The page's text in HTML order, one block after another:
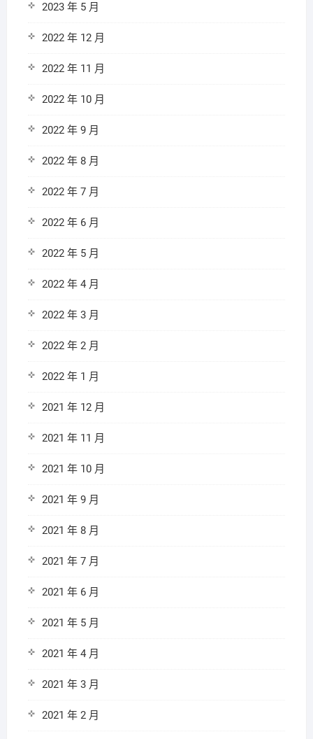
2023 年 5 月
2022 年 12 月
2022 年 11 月
2022 年 10 月
2022 年 9 月
2022 年 8 月
2022 年 7 月
2022 年 6 月
2022 年 5 月
2022 年 4 月
2022 年 3 月
2022 年 2 月
2022 年 1 月
2021 年 12 月
2021 年 11 月
2021 年 10 月
2021 年 9 月
2021 年 8 月
2021 年 7 月
2021 年 6 月
2021 年 5 月
2021 年 4 月
2021 年 3 月
2021 年 2 月